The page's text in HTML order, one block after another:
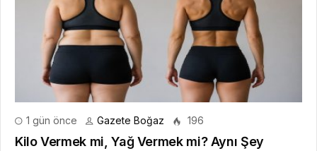
1 gün önce Gazete Boğaz 196
Kilo Vermek mi, Yağ Vermek mi? Aynı Şey